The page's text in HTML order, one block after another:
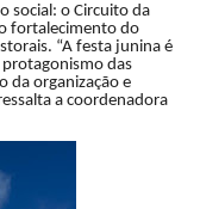
social: o Circuito da
fortalecimento do
“A festa junina é
das
da organização e
a coordenadora